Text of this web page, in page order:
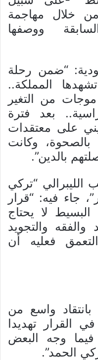
من خلال مهاجمة
ووصفها
“ضمن رحلة
المملكة..
من التغير
بعد فترة
على معتقدات
وكانت
بالدين”.
الليبرالي “تركي
جاء فيه: “قرار
لا يحتاج
والتجويد
فعليه أن
بانتقاد واسع من
القرار تهديدا
فيما وجه البعض
الحمد”.